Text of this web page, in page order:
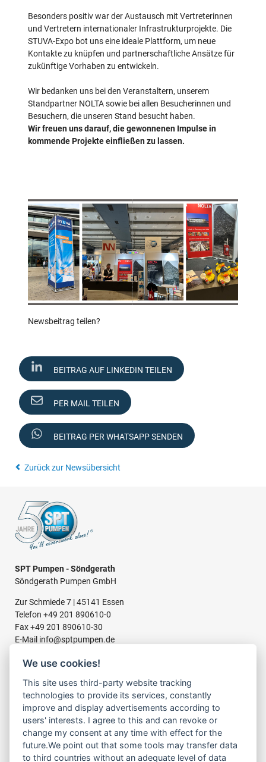
Besonders positiv war der Austausch mit Vertreterinnen
und Vertretern internationaler Infrastrukturprojekte. Die
STUVA-Expo bot uns eine ideale Plattform, um neue
Kontakte zu knüpfen und partnerschaftliche Ansätze für
zukünftige Vorhaben zu entwickeln.
Wir bedanken uns bei den Veranstaltern, unserem
Standpartner NOLTA sowie bei allen Besucherinnen und
Besuchern, die unseren Stand besucht haben.
Wir freuen uns darauf, die gewonnenen Impulse in
kommende Projekte einfließen zu lassen.
Newsbeitrag teilen?
BEITRAG AUF LINKEDIN TEILEN
PER MAIL TEILEN
BEITRAG PER WHATSAPP SENDEN
Zurück zur Newsübersicht
SPT Pumpen - Söndgerath
Söndgerath Pumpen GmbH
Zur Schmiede 7 | 45141 Essen
Telefon +49 201 890610-0
Fax +49 201 890610-30
E-Mail info@sptpumpen.de
BAUPUMPEN
FÜR SCHMUTZWASSER
FÜR SCHLAMMWASSER
FÜR ABWASSER
FÜR RESTWASSER
We use cookies!
This site uses third-party website tracking
technologies to provide its services, constantly
improve and display advertisements according to
users' interests. I agree to this and can revoke or
change my consent at any time with effect for the
future.We point out that some tools may transfer data
to third countries without an adequate level of data